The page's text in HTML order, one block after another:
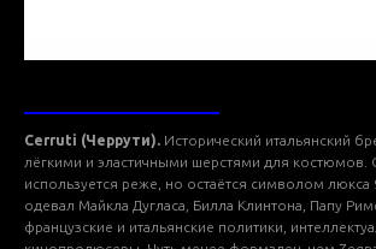
Cerruti (Черрути). Исторический итальянский
лёгкими и эластичными шерстями для костюмов.
используется реже, но остаётся символом люкса
одевал Майкла Дугласа, Билла Клинтона, Папу
французские и итальянские политики,